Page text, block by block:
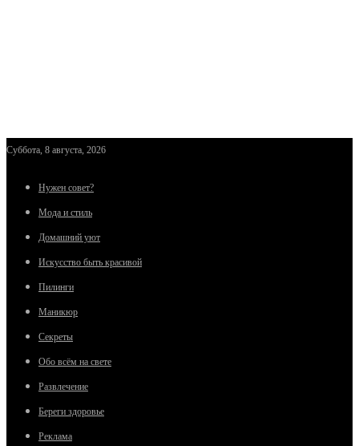
Суббота, 8 августа, 2026
Нужен совет?
Мода и стиль
Домашний уют
Искусство быть красивой
Пилинги
Маникюр
Секреты
Обо всём на свете
Развлечение
Береги здоровье
Реклама